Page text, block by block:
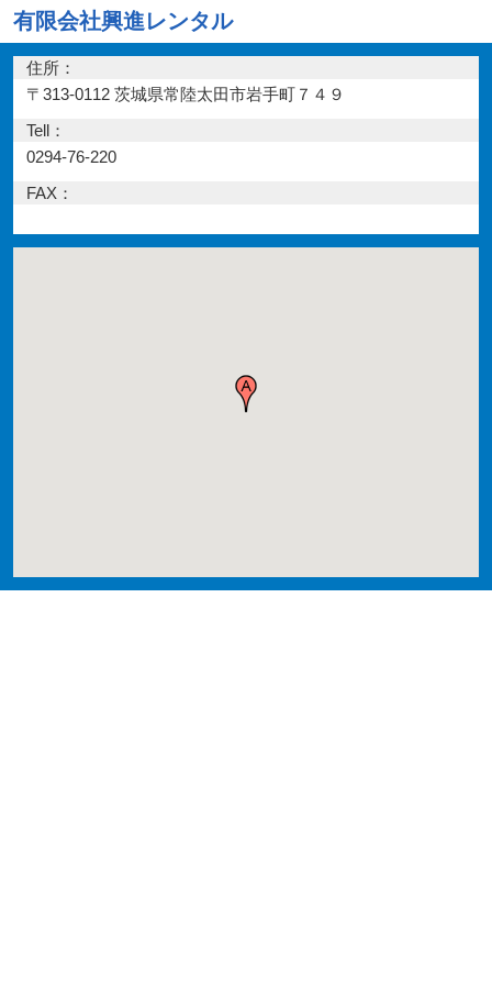
有限会社興進レンタル
住所：
〒313-0112 茨城県常陸太田市岩手町７４９
Tell：
0294-76-220
FAX：